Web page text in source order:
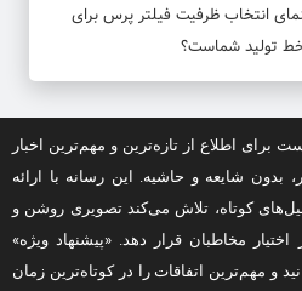
انتخاب ظرفیت فیلتر پرس برای
تولید شماست؟
برای اطلاع از تازه‌ترین و مهم‌ترین اخبار
بدون شایعه و حاشیه. این رسانه با ارائه
کوتاه، تلاش می‌کند تصویری روشن و
اختیار مخاطبان قرار دهد. «پیشنهاد ویژه»
و مهم‌ترین اتفاقات را در کوتاه‌ترین زمان